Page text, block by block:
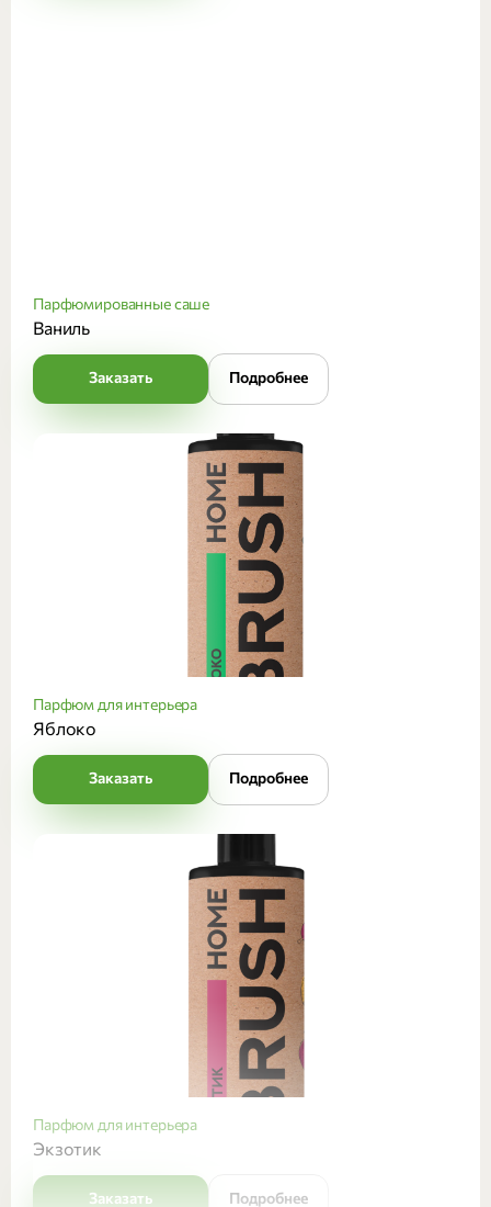
Парфюмированные саше
Ваниль
Заказать Подробнее
Парфюм для интерьера
Яблоко
Заказать Подробнее
Парфюм для интерьера
Экзотик
Заказать Подробнее